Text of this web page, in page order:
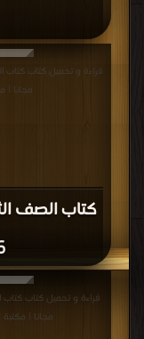
كتاب الصف
مجانا |
مجانا |